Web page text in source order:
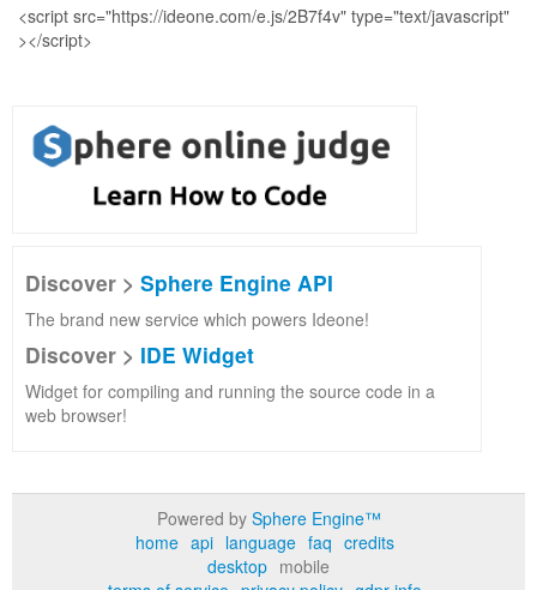
Discover > Sphere Engine API
The brand new service which powers Ideone!
Discover > IDE Widget
Widget for compiling and running the source code in a
web browser!
Powered by Sphere Engine™
home api language faq credits
desktop mobile